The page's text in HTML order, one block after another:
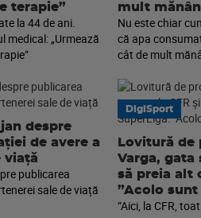
terapie”
la 44 de ani.
„Urmează
mult
Nu este chiar
că apa
cât de mult
despre
de avere a
viață
publicarea
sale de viață
DigiSport
Lovitură de
Varga, gata
să preia alt
”Acolo
”Aici, la CFR,